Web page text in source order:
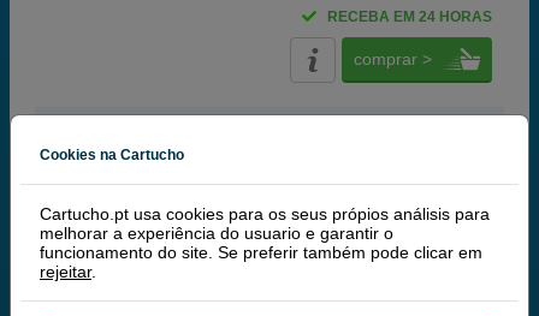
RECEBA EM 24 HORAS
comprar >
100% Tinteiros Originais HP
HP 21 (HP C9351A) tinteiro preto
Cookies na Cartucho
Cartucho.pt usa cookies para os seus própios análisis para
melhorar a experiência do usuario e garantir o
funcionamento do site. Se preferir também pode clicar em
rejeitar.